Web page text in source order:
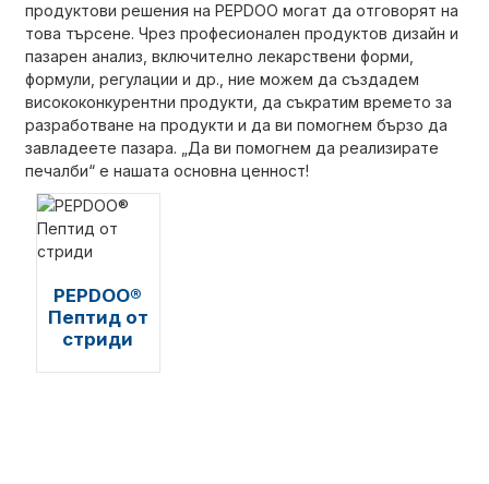
продуктови решения на PEPDOO могат да отговорят на
това търсене. Чрез професионален продуктов дизайн и
пазарен анализ, включително лекарствени форми,
формули, регулации и др., ние можем да създадем
висококонкурентни продукти, да съкратим времето за
разработване на продукти и да ви помогнем бързо да
завладеете пазара. „Да ви помогнем да реализирате
печалби“ е нашата основна ценност!
PEPDOO®
Пептид от
стриди